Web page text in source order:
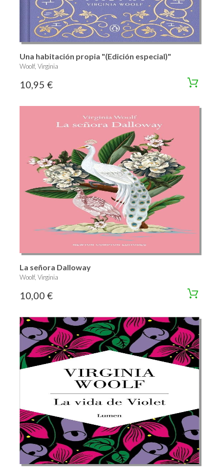
Una habitación propia "(Edición especial)"
Woolf, Virginia
10,95 €
La señora Dalloway
Woolf, Virginia
10,00 €